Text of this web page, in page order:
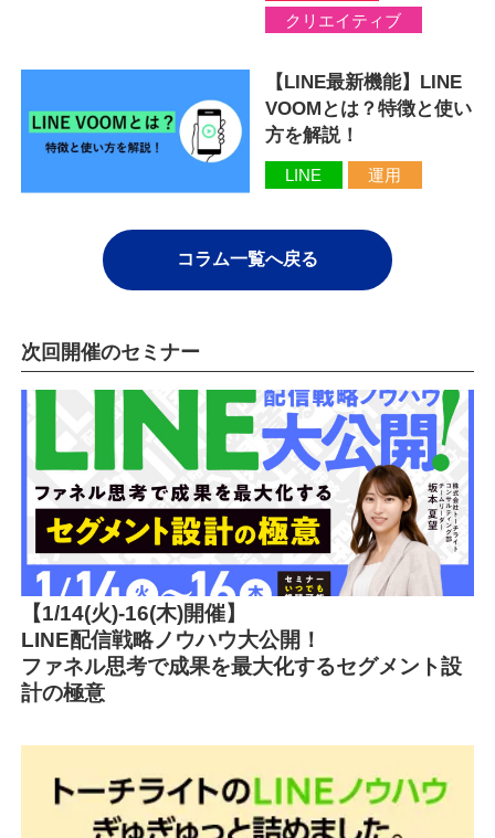
クリエイティブ
【LINE最新機能】LINE
VOOMとは？特徴と使い
方を解説！
LINE 運用
コラム一覧へ戻る
次回開催のセミナー
【1/14(火)-16(木)開催】
LINE配信戦略ノウハウ大公開！
ファネル思考で成果を最大化するセグメント設
計の極意